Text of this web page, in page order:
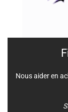
Nous aider en